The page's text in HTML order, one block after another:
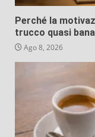
Perché la
trucco quasi
Ago 8, 2026